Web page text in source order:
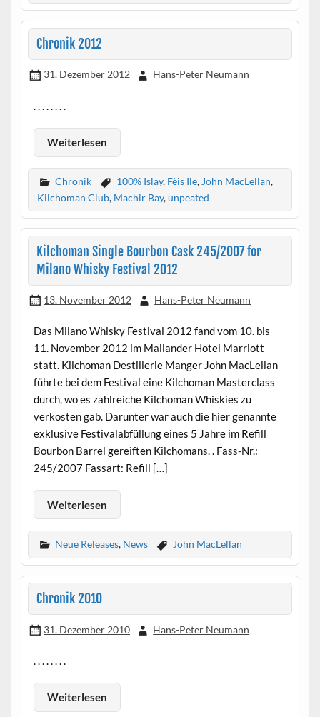
Chronik 2012
31. Dezember 2012 Hans-Peter Neumann
Weiterlesen
Chronik 100% Islay, Fèis Ile, John MacLellan,
Kilchoman Club, Machir Bay,unpeated
Kilchoman Single Bourbon Cask 245/2007 for
Milano Whisky Festival 2012
13. November 2012 Hans-Peter Neumann
Das Milano Whisky Festival 2012 fand vom 10. bis
11. November 2012 im Mailander Hotel Marriott
statt. Kilchoman Destillerie Manger John MacLellan
führte bei dem Festival eine Kilchoman Masterclass
durch, wo es zahlreiche Kilchoman Whiskies zu
verkosten gab. Darunter war auch die hier genannte
exklusive Festivalabfüllung eines 5 Jahre im Refill
Bourbon Barrel gereiften Kilchomans. . Fass-Nr.:
245/2007 Fassart: Refill […]
Weiterlesen
Neue Releases, News John MacLellan
Chronik 2010
31. Dezember 2010 Hans-Peter Neumann
. . . . . . . .
Weiterlesen